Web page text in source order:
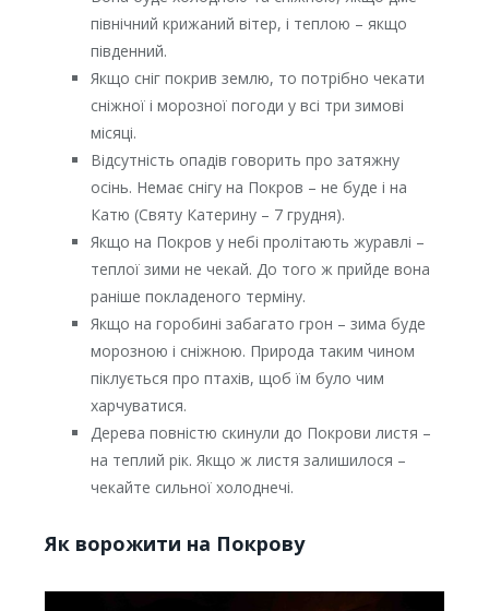
північний крижаний вітер, і теплою – якщо
південний.
Якщо сніг покрив землю, то потрібно чекати
сніжної і морозної погоди у всі три зимові
місяці.
Відсутність опадів говорить про затяжну
осінь. Немає снігу на Покров – не буде і на
Катю (Святу Катерину – 7 грудня).
Якщо на Покров у небі пролітають журавлі –
теплої зими не чекай. До того ж прийде вона
раніше покладеного терміну.
Якщо на горобині забагато грон – зима буде
морозною і сніжною. Природа таким чином
піклується про птахів, щоб їм було чим
харчуватися.
Дерева повністю скинули до Покрови листя –
на теплий рік. Якщо ж листя залишилося –
чекайте сильної холоднечі.
Як ворожити на Покрову